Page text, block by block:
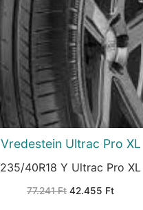
Vredestein Ultrac Pro XL
235/40R18 Y Ultrac Pro XL
77.241Ft Original
42.455 FtCurrent